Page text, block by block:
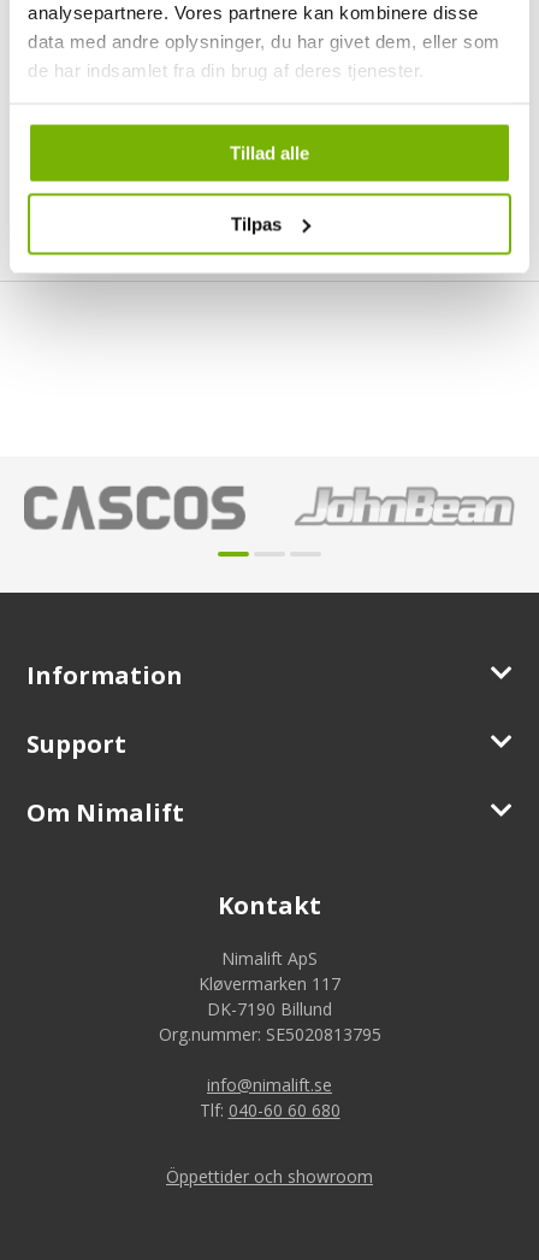
analysepartnere. Vores partnere kan kombinere disse
data med andre oplysninger, du har givet dem, eller som
de har indsamlet fra din brug af deres tjenester.
Tillad alle
Tilpas
1.499,00,-
ex. moms
1.873,75,- inkl. moms
Visa mer och köp
Information
Support
Om Nimalift
Kontakt
Nimalift ApS
Kløvermarken 117
DK-7190 Billund
Org.nummer: SE5020813795
info@nimalift.se
Tlf: 040-60 60 680
Öppettider och showroom